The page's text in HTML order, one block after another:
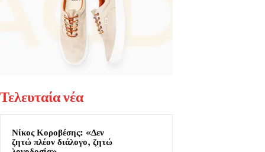
Τελευταία νέα
Νίκος Κοροβέσης: «Δεν
ζητώ πλέον διάλογο, ζητώ